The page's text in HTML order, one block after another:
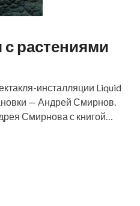
растениями
инсталляции Liquid
— Андрей Смирнов.
Смирнова с книгой…